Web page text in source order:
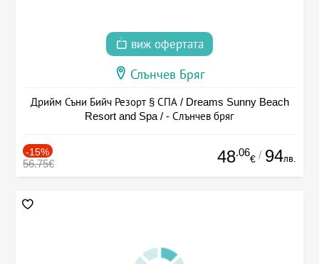
виж офертата
Слънчев Бряг
Дрийм Съни Бийч Резорт § СПА / Dreams Sunny Beach
Resort and Spa / - Слънчев бряг
-15%
56.75€ 48.06
€ / 94лв.